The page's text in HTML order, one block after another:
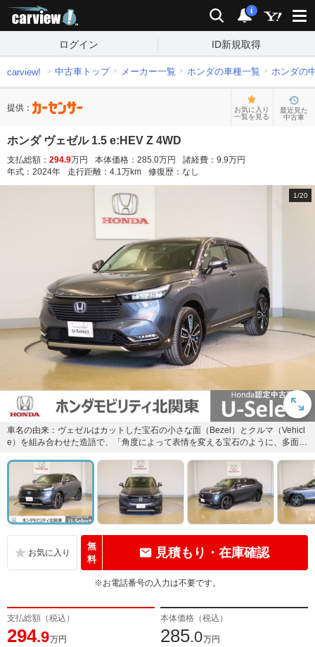
検索 通知
i
ログイン ID新規取得
carview! 中古車トップ メーカー一覧 ホンダの車種一覧 ホンダの
提供：
お気に入り
一覧を見る
最近見た
中古車
ホンダ ヴェゼル 1.5 e:HEV Z 4WD
支払総額： 294.9万円 本体価格： 285.0万円 諸経費： 9.9万円
年式： 2024年 走行距離： 4.1万km 修復歴： なし
1/20
車名の由来：ヴェゼルはカットした宝石の小さな面（Bezel）とクルマ（Vehicl
e）を組み合わせた造語で、「角度によって表情を変える宝石のように、多面的
無
料
見積もり・在庫確認
※お電話番号の入力は不要です。
支払総額（税込）
294.9万円
本体価格（税込）
285.0万円